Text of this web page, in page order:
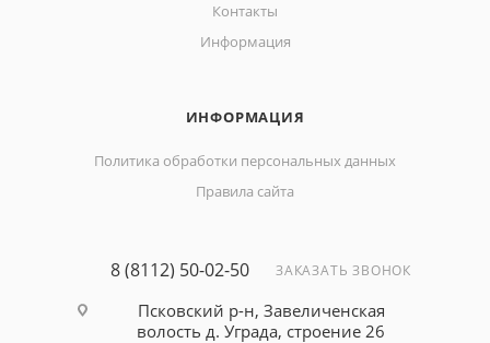
Контакты
Информация
ИНФОРМАЦИЯ
Политика обработки персональных данных
Правила сайта
8 (8112) 50-02-50 ЗАКАЗАТЬ ЗВОНОК
Псковский р-н, Завеличенская
волость д. Уграда, строение 26